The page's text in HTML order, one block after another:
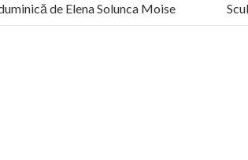
de Elena Solunca Moise
latini”. Fostul agent ceaușist de la